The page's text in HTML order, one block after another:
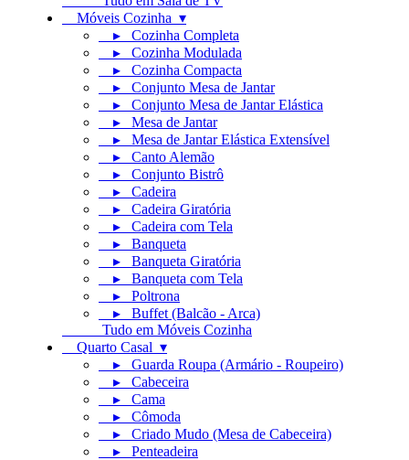
Móveis Cozinha ▾
▸ Cozinha Completa
▸ Cozinha Modulada
▸ Cozinha Compacta
▸ Conjunto Mesa de Jantar
▸ Conjunto Mesa de Jantar Elástica
▸ Mesa de Jantar
▸ Mesa de Jantar Elástica Extensível
▸ Canto Alemão
▸ Conjunto Bistrô
▸ Cadeira
▸ Cadeira Giratória
▸ Cadeira com Tela
▸ Banqueta
▸ Banqueta Giratória
▸ Banqueta com Tela
▸ Poltrona
▸ Buffet (Balcão - Arca)
Tudo em Móveis Cozinha
Quarto Casal ▾
▸ Guarda Roupa (Armário - Roupeiro)
▸ Cabeceira
▸ Cama
▸ Cômoda
▸ Criado Mudo (Mesa de Cabeceira)
▸ Penteadeira